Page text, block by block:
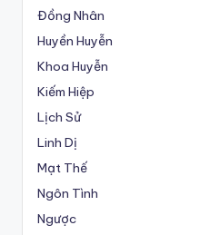
Đồng Nhân
Huyền Huyễn
Khoa Huyễn
Kiếm Hiệp
Lịch Sử
Linh Dị
Mạt Thế
Ngôn Tình
Ngược